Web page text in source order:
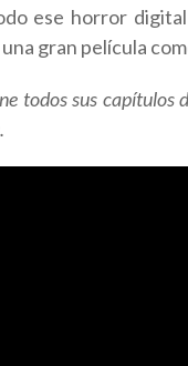
ese horror
gran película
todos sus capítulos